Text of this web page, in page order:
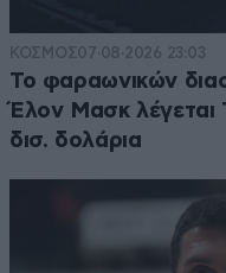
ΚΟΣΜΟΣ07·08·2026 23:03
Το φαραωνικών
Έλον Μασκ λέγεται
δισ. δολάρια